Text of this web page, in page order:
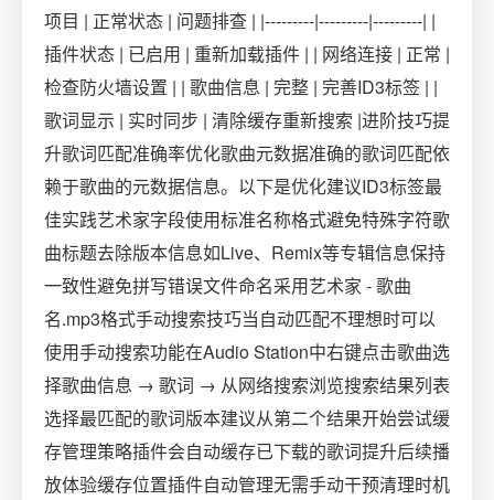
项目 | 正常状态 | 问题排查 | |---------|---------|---------| |
插件状态 | 已启用 | 重新加载插件 | | 网络连接 | 正常 |
检查防火墙设置 | | 歌曲信息 | 完整 | 完善ID3标签 | |
歌词显示 | 实时同步 | 清除缓存重新搜索 |进阶技巧提
升歌词匹配准确率优化歌曲元数据准确的歌词匹配依
赖于歌曲的元数据信息。以下是优化建议ID3标签最
佳实践艺术家字段使用标准名称格式避免特殊字符歌
曲标题去除版本信息如Live、Remix等专辑信息保持
一致性避免拼写错误文件命名采用艺术家 - 歌曲
名.mp3格式手动搜索技巧当自动匹配不理想时可以
使用手动搜索功能在Audio Station中右键点击歌曲选
择歌曲信息 → 歌词 → 从网络搜索浏览搜索结果列表
选择最匹配的歌词版本建议从第二个结果开始尝试缓
存管理策略插件会自动缓存已下载的歌词提升后续播
放体验缓存位置插件自动管理无需手动干预清理时机